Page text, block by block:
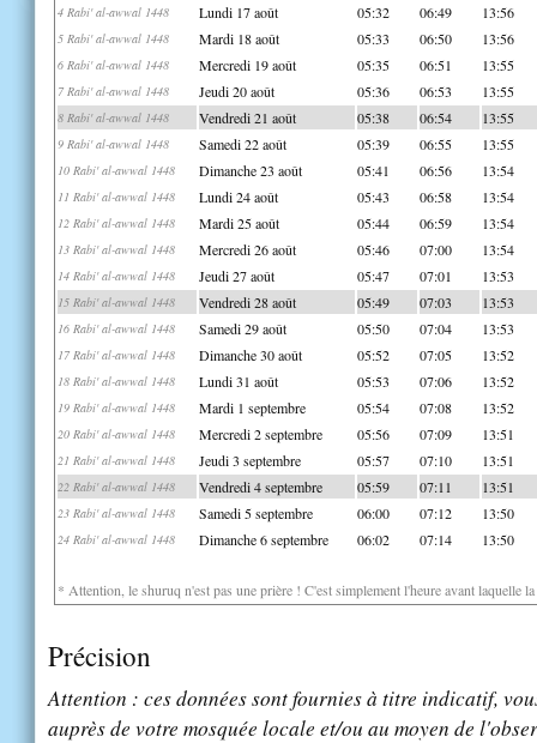
4 Rabi' al-awwal 1448 Lundi 17 août 05:32 06:49 13:56
5 Rabi' al-awwal 1448 Mardi 18 août 05:33 06:50 13:56
6 Rabi' al-awwal 1448 Mercredi 19 août 05:35 06:51 13:55
7 Rabi' al-awwal 1448 Jeudi 20 août 05:36 06:53 13:55
8 Rabi' al-awwal 1448 Vendredi 21 août 05:38 06:54 13:55
9 Rabi' al-awwal 1448 Samedi 22 août 05:39 06:55 13:55
10 Rabi' al-awwal 1448 Dimanche 23 août 05:41 06:56 13:54
11 Rabi' al-awwal 1448 Lundi 24 août 05:43 06:58 13:54
12 Rabi' al-awwal 1448 Mardi 25 août 05:44 06:59 13:54
13 Rabi' al-awwal 1448 Mercredi 26 août 05:46 07:00 13:54
14 Rabi' al-awwal 1448 Jeudi 27 août 05:47 07:01 13:53
15 Rabi' al-awwal 1448 Vendredi 28 août 05:49 07:03 13:53
16 Rabi' al-awwal 1448 Samedi 29 août 05:50 07:04 13:53
17 Rabi' al-awwal 1448 Dimanche 30 août 05:52 07:05 13:52
18 Rabi' al-awwal 1448 Lundi 31 août 05:53 07:06 13:52
19 Rabi' al-awwal 1448 Mardi 1 septembre 05:54 07:08 13:52
20 Rabi' al-awwal 1448 Mercredi 2 septembre 05:56 07:09 13:51
21 Rabi' al-awwal 1448 Jeudi 3 septembre 05:57 07:10 13:51
22 Rabi' al-awwal 1448 Vendredi 4 septembre 05:59 07:11 13:51
23 Rabi' al-awwal 1448 Samedi 5 septembre 06:00 07:12 13:50
24 Rabi' al-awwal 1448 Dimanche 6 septembre 06:02 07:14 13:50
* Attention, le shuruq n'est pas une prière ! C'est simplement l'heure avant laquelle
Précision
Attention : ces données sont fournies à titre indicatif,
auprès de votre mosquée locale et/ou au moyen de